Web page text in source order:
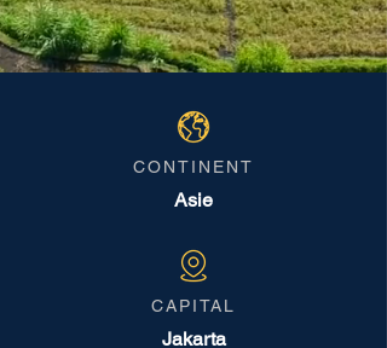
CONTINENT
Asie
CAPITAL
Jakarta